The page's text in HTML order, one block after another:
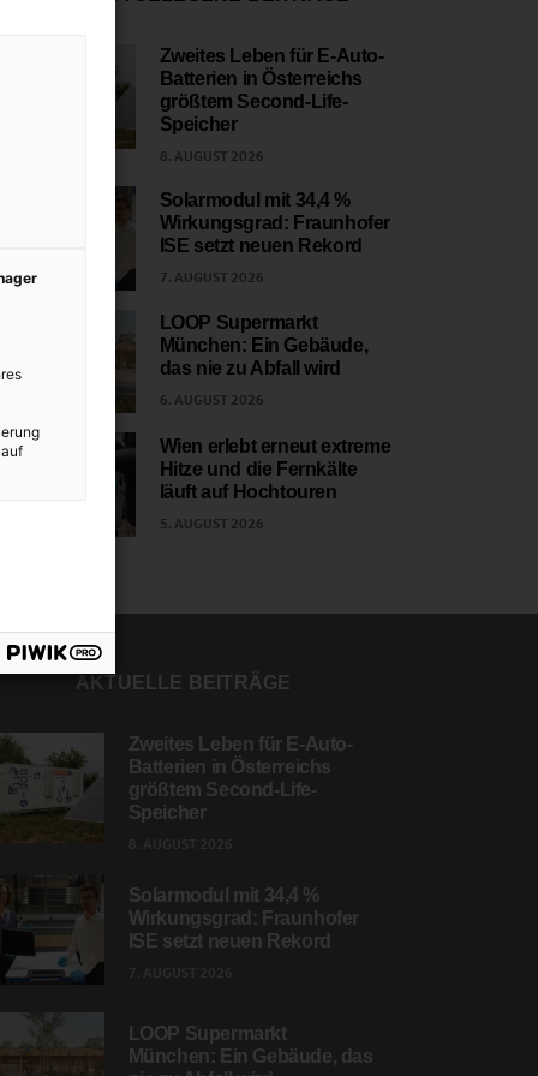
Zweites Leben für E-Auto-
Batterien in Österreichs
größtem Second-Life-
Speicher
8. AUGUST 2026
Solarmodul mit 34,4 %
Wirkungsgrad: Fraunhofer
ISE setzt neuen Rekord
7. AUGUST 2026
LOOP Supermarkt
München: Ein Gebäude,
das nie zu Abfall wird
6. AUGUST 2026
Wien erlebt erneut extreme
Hitze und die Fernkälte
läuft auf Hochtouren
5. AUGUST 2026
AKTUELLE BEITRÄGE
Zweites Leben für E-Auto-
Batterien in Österreichs
größtem Second-Life-
Speicher
Solarmodul mit 34,4 %
Wirkungsgrad: Fraunhofer
ISE setzt neuen Rekord
LOOP Supermarkt
München: Ein Gebäude, das